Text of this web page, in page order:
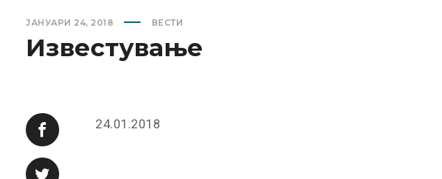
ЈАНУАРИ 24, 2018 ВЕСТИ
Известување
24.01.2018